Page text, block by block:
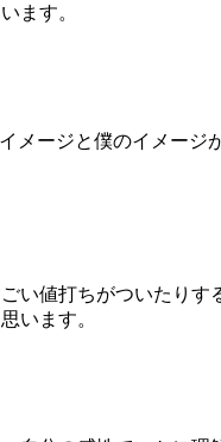
ます。
ージと僕のイメージ
い値打ちがついたり
います。